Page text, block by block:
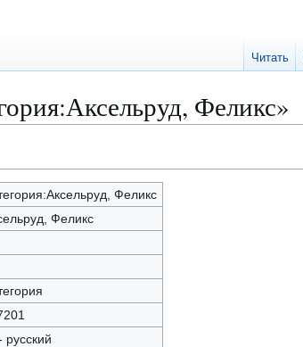
Феликс»
Феликс
Феликс
русский
Читать